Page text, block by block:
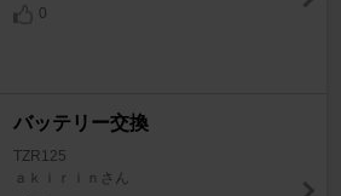
0
バッテリー交換
TZR125
ａｋｉｒｉｎさん